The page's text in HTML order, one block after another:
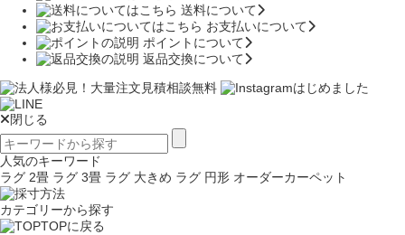
送料について
お支払いについて
ポイントについて
返品交換について
閉じる
人気のキーワード
ラグ 2畳 ラグ 3畳 ラグ 大きめ ラグ 円形 オーダーカーペット
カテゴリーから探す
TOPに戻る